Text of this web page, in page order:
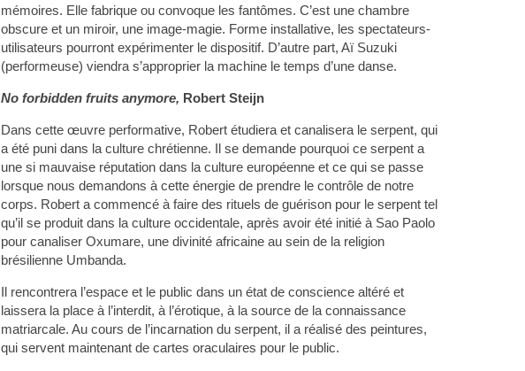
mémoires. Elle fabrique ou convoque les fantômes. C’est une chambre
obscure et un miroir, une image-magie. Forme installative, les spectateurs-
utilisateurs pourront expérimenter le dispositif. D’autre part, Aï Suzuki
(performeuse) viendra s’approprier la machine le temps d’une danse.
No forbidden fruits anymore, Robert Steijn
Dans cette œuvre performative, Robert étudiera et canalisera le serpent, qui
a été puni dans la culture chrétienne. Il se demande pourquoi ce serpent a
une si mauvaise réputation dans la culture européenne et ce qui se passe
lorsque nous demandons à cette énergie de prendre le contrôle de notre
corps. Robert a commencé à faire des rituels de guérison pour le serpent tel
qu’il se produit dans la culture occidentale, après avoir été initié à Sao Paolo
pour canaliser Oxumare, une divinité africaine au sein de la religion
brésilienne Umbanda.
Il rencontrera l’espace et le public dans un état de conscience altéré et
laissera la place à l’interdit, à l’érotique, à la source de la connaissance
matriarcale. Au cours de l’incarnation du serpent, il a réalisé des peintures,
qui servent maintenant de cartes oraculaires pour le public.